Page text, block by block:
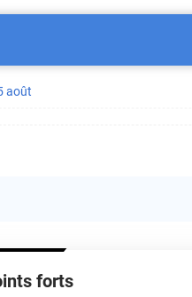
août
forts